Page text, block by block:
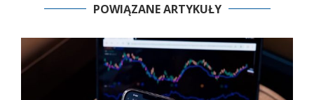
POWIĄZANE ARTYKUŁY